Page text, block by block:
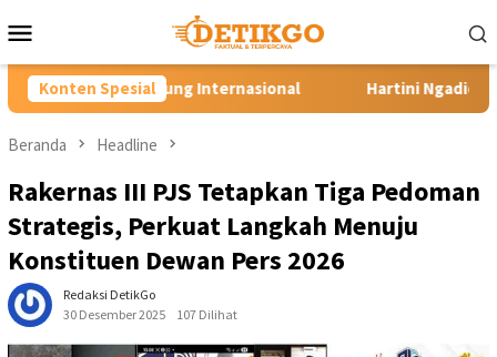
ke
Mobile
Konten Spesial Hartini Ngadiorejo Pacu Transformasi
Beranda Headline
Rakernas III PJS Tetapkan Tiga Pedoman
Strategis, Perkuat Langkah Menuju
Konstituen Dewan Pers 2026
Redaksi DetikGo
30 Desember 2025
107 Dilihat